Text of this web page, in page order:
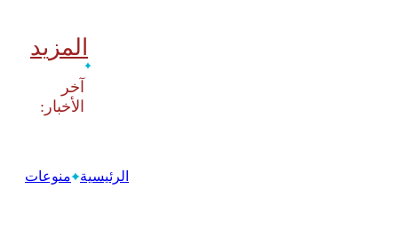
المزيد
‫آخر
الرئيسية منوعات